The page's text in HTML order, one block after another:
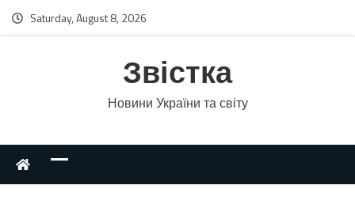
Saturday, August 8, 2026
Звістка
Новини України та світу